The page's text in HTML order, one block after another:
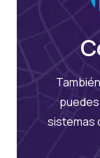
sistemas